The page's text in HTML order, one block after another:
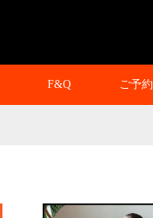
F&Q ご予約